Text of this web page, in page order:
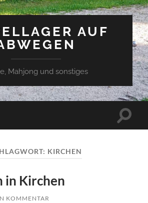
AUF
Mahjong und sonstiges
KIRCHEN
in Kirchen
KOMMENTAR